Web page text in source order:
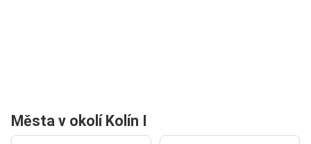
Města v okolí Kolín I